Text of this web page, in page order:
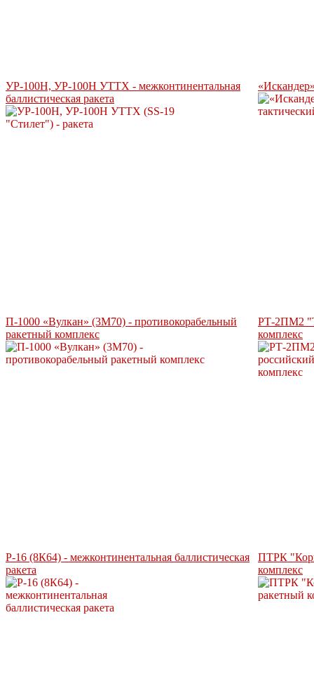
УР-100Н, УР-100Н УТТХ - межконтинентальная
баллистическая ракета
П-1000 «Вулкан» (3М70) - противокорабельный
ракетный комплекс
РТ-2ПМ2
комплекс
Р-16 (8К64) - межконтинентальная баллистическая
ракета
ПТРК
комплекс